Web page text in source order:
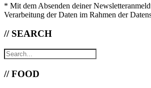
* Mit dem Absenden deiner
Verarbeitung der Daten im Rahmen der
// SEARCH
// FOOD